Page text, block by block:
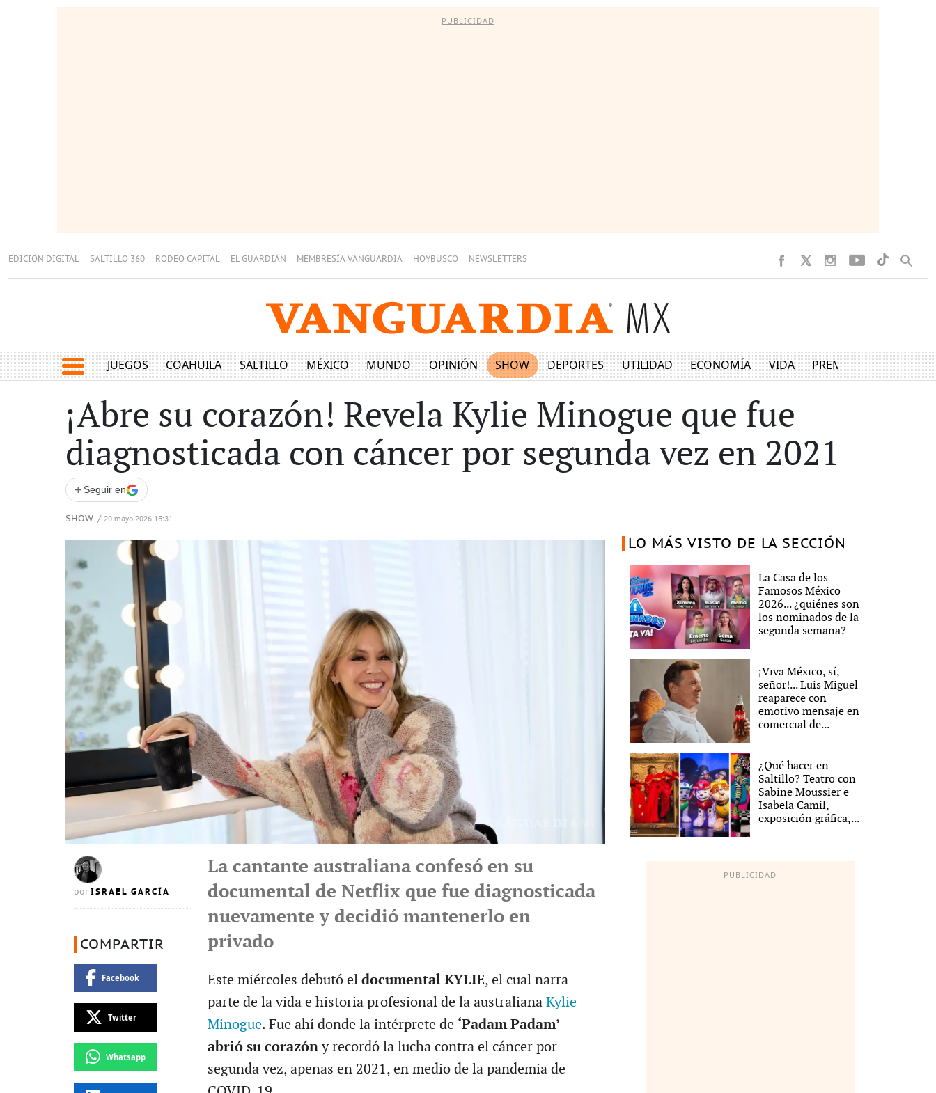
PUBLICIDAD
EDICIÓN DIGITAL SALTILLO 360 RODEO CAPITAL EL GUARDIÁN MEMBRESÍA VANGUARDIA HOYBUSCO NEWSLETTERS
JUEGOS COAHUILA SALTILLO MÉXICO MUNDO OPINIÓN SHOW DEPORTES UTILIDAD ECONOMÍA VIDA PREMIUM
¡Abre su corazón! Revela Kylie Minogue que fue
diagnosticada con cáncer por segunda vez en 2021
+ Seguir en
SHOW / 20 mayo 2026 15:31
por ISRAEL GARCÍA
COMPARTIR
Facebook
Twitter
Whatsapp
La cantante australiana confesó en su
documental de Netflix que fue diagnosticada
nuevamente y decidió mantenerlo en
privado
Este miércoles debutó el documental KYLIE, el cual narra
parte de la vida e historia profesional de la australianaKylie
Minogue. Fue ahí donde la intérprete de ‘Padam Padam’
abrió su corazóny recordó la lucha contra el cáncer por
segunda vez, apenas en 2021, en medio de la pandemia de
LO MÁS VISTO DE LA SECCIÓN
La Casa de los
Famosos México
2026... ¿quiénes son
los nominados de la
segunda semana?
¡Viva México, sí,
señor!... Luis Miguel
reaparece con
emotivo mensaje en
comercial de...
¿Qué hacer en
Saltillo? Teatro con
Sabine Moussier e
Isabela Camil,
exposición gráfica,...
PUBLICIDAD